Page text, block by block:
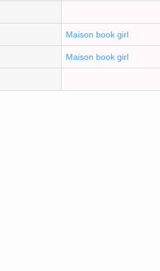
Maison book girl
Maison book girl